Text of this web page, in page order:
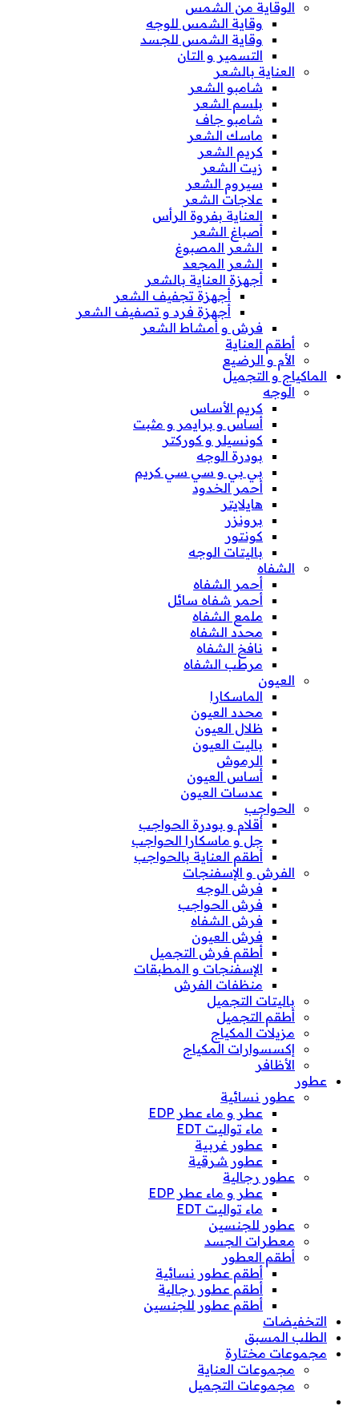
الوقاية من الشمس
وقاية الشمس للوجه
وقاية الشمس للجسد
التسمير و التان
العناية بالشعر
شامبو الشعر
بلسم الشعر
شامبو جاف
ماسك الشعر
كريم الشعر
زيت الشعر
سيروم الشعر
علاجات الشعر
العناية بفروة الرأس
أصباغ الشعر
الشعر المصبوغ
الشعر المجعد
أجهزة العناية بالشعر
أجهزة تجفيف الشعر
أجهزة فرد و تصفيف الشعر
فرش و أمشاط الشعر
أطقم العناية
الأم و الرضيع
الماكياج و التجميل
الوجه
كريم الأساس
أساس و برايمر و مثبت
كونسيلر و كوركتر
بودرة الوجه
بي بي و سي سي كريم
أحمر الخدود
هايلايتر
برونزر
كونتور
باليتات الوجه
الشفاه
أحمر الشفاه
أحمر شفاه سائل
ملمع الشفاه
محدد الشفاه
نافخ الشفاه
مرطب الشفاه
العيون
الماسكارا
محدد العيون
ظلال العيون
باليت العيون
الرموش
أساس العيون
عدسات العيون
الحواجب
أقلام و بودرة الحواجب
جل و ماسكارا الحواجب
أطقم العناية بالحواجب
الفرش و الإسفنجات
فرش الوجه
فرش الحواجب
فرش الشفاه
فرش العيون
أطقم فرش التجميل
الإسفنجات و المطبقات
منظفات الفرش
باليتات التجميل
أطقم التجميل
مزيلات المكياج
إكسسوارات المكياج
الأظافر
عطور
عطور نسائية
عطر و ماء عطر EDP
ماء تواليت EDT
عطور غربية
عطور شرقية
عطور رجالية
عطر و ماء عطر EDP
ماء تواليت EDT
عطور للجنسين
معطرات الجسد
أطقم العطور
أطقم عطور نسائية
أطقم عطور رجالية
أطقم عطور للجنسين
التخفيضات
الطلب المسبق
مجموعات مختارة
مجموعات العناية
مجموعات التجميل